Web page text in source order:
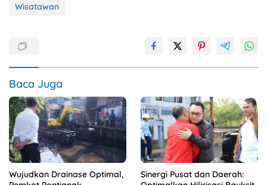
Wisatawan
Baca Juga
Wujudkan Drainase Optimal,
Sinergi Pusat dan Daerah: